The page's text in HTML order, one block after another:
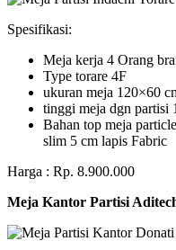
Spesifikasi:
Meja kerja 4 Orang
Type torare 4F
ukuran meja 120×60
tinggi meja dgn partisi
Bahan top meja
slim 5 cm lapis Fabric
Harga : Rp. 8.900.000
Meja Kantor Partisi